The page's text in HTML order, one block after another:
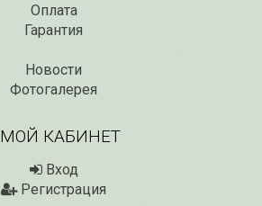
Оплата
Гарантия
Новости
Фотогалерея
МОЙ КАБИНЕТ
Вход
Регистрация